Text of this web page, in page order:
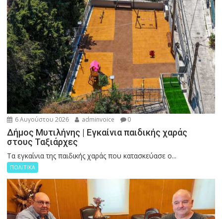
6 Αυγούστου 2026 adminvoice 0
Δήμος Μυτιλήνης | Εγκαίνια παιδικής χαράς
στους Ταξιάρχες
Tα εγκαίνια της παιδικής χαράς που κατασκεύασε ο...
ΠΟΛΙΤΙΚΑ